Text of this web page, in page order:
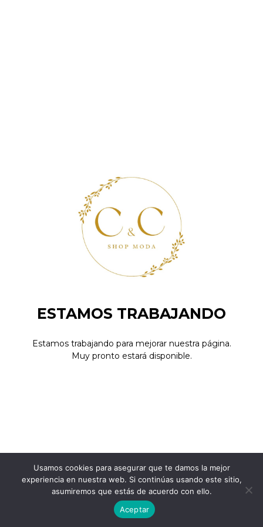
ESTAMOS TRABAJANDO
Estamos trabajando para mejorar nuestra página.
Muy pronto estará disponible.
Usamos cookies para asegurar que te damos la mejor
experiencia en nuestra web. Si continúas usando este sitio,
asumiremos que estás de acuerdo con ello.
Aceptar